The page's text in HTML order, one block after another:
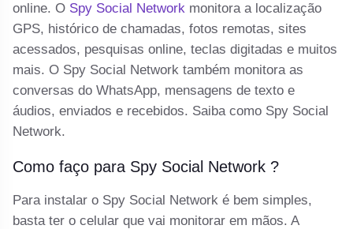
online. O Spy Social Network monitora a localização
GPS, histórico de chamadas, fotos remotas, sites
acessados, pesquisas online, teclas digitadas e muitos
mais. O Spy Social Network também monitora as
conversas do WhatsApp, mensagens de texto e
áudios, enviados e recebidos. Saiba como Spy Social
Network.
Como faço para Spy Social Network ?
Para instalar o Spy Social Network é bem simples,
basta ter o celular que vai monitorar em mãos. A